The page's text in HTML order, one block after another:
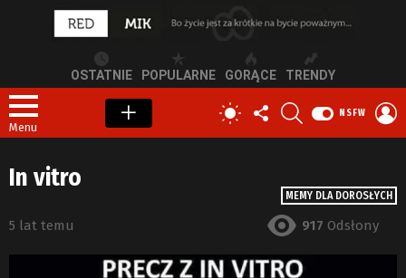
OSTATNIE POPULARNE GORĄCE TRENDY
Menu
PRZEŁĄCZ
SKÓRKĘ
OBSERWUJ
NAS
NSFW
MEMY DLA DOROSŁYCH
In vitro
5 lat temu 917 Odsłony